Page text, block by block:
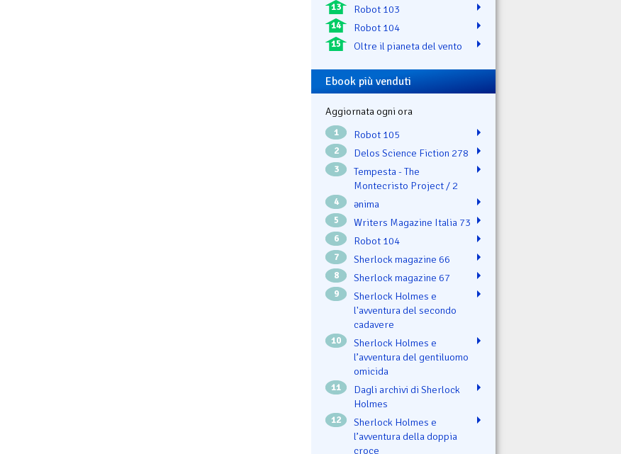
13 Robot 103
14 Robot 104
15 Oltre il pianeta del vento
Ebook più venduti
Aggiornata ogni ora
1 Robot 105
2 Delos Science Fiction 278
3
Tempesta - The
Montecristo Project / 2
4 ənima
5 Writers Magazine Italia 73
6 Robot 104
7 Sherlock magazine 66
8 Sherlock magazine 67
9
Sherlock Holmes e
l'avventura del secondo
cadavere
10
Sherlock Holmes e
l’avventura del gentiluomo
omicida
11
Dagli archivi di Sherlock
Holmes
12
Sherlock Holmes e
l’avventura della doppia
croce